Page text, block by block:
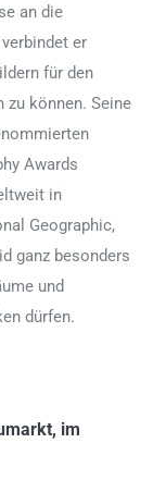
an die
er
für den
zu können. Seine
Awards
in
Geographic,
ganz besonders
und
dürfen.
im